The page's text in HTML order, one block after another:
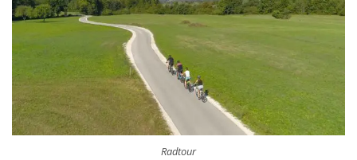
Radtour